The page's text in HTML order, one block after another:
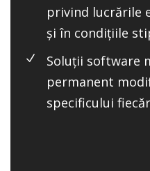
privind lucrările
și în condițiile
Soluții software
permanent
specificului